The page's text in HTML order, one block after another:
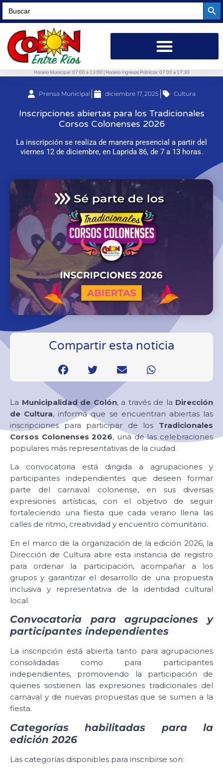
Search
for:
Horario Municipal: 07:00 a 13:00 | Horario Ingresos Públicos: 07:00 a 17:30
Prensa Municipal diciembre 17, 2025 Cultura
Inscripciones abiertas para los Tradicionales
Corsos Colonenses 2026
La inscripción se realiza de manera presencial a partir del
viernes 12 de diciembre, en Laprida 86, de 7 a 13 horas.
Compartir esta noticia
La Municipalidad de Colón, a través de la Dirección
de Cultura, informa que se encuentran abiertas las
inscripciones para participar de los Tradicionales
Corsos Colonenses 2026, una de las celebraciones
populares más representativas de la ciudad.
La convocatoria está dirigida a agrupaciones y
participantes independientes que deseen formar
parte del carnaval colonense, en sus diversas
expresiones artísticas, con el objetivo de seguir
fortaleciendo una fiesta que cada verano llena las
calles de ritmo, creatividad y encuentro comunitario.
En el marco de la organización de la edición 2026, la
Dirección de Cultura abre esta instancia de registro
para ordenar la participación, acompañar a los
grupos y garantizar el desarrollo de una propuesta
inclusiva y representativa de la identidad cultural
local.
Convocatoria para agrupaciones y
participantes independientes
La inscripción está abierta tanto para agrupaciones
consolidadas como para participantes
independientes, promoviendo la participación de
quienes sostienen las expresiones tradicionales del
carnaval y de nuevas propuestas que se sumen a la
fiesta.
Categorías habilitadas para la
edición 2026
Las categorías disponibles para inscribirse son: